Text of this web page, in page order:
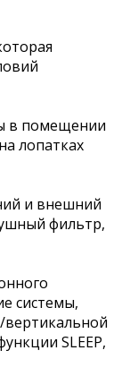
в помещении
лопатках
и внешний
фильтр,
системы,
SLEEP,